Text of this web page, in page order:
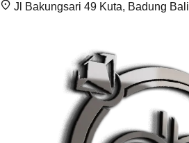
Jl Bakungsari 49 Kuta, Badung Bali